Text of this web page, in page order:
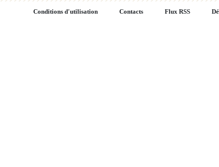
Conditions d'utilisation Contacts Flux RSS